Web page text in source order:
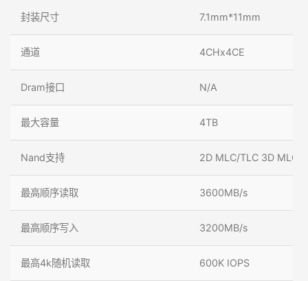
封装尺寸 7.1mm*11mm
通道 4CHx4CE
Dram接口 N/A
最大容量 4TB
Nand支持 2D MLC/TLC 3D MLC/
最高顺序读取 3600MB/s
最高顺序写入 3200MB/s
最高4k随机读取 600K IOPS